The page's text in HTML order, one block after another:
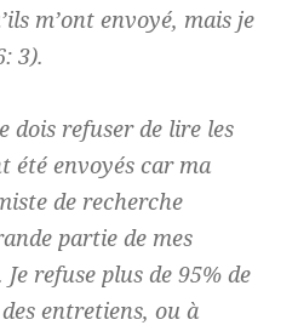
m’ont envoyé, mais je
3).
dois refuser de lire les
été envoyés car ma
de recherche
partie de mes
refuse plus de 95% de
entretiens, ou à